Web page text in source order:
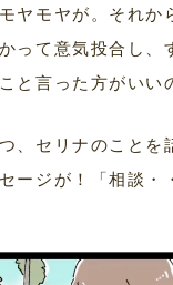
ヤモヤが。それか
って意気投合し
と言った方がい
、セリナのこと
ージが！「相談・